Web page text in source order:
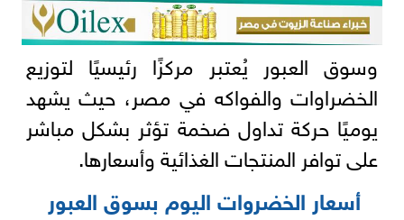
وسوق العبور يُعتبر مركزًا رئيسيًا لتوزيع
الخضراوات والفواكه في مصر، حيث يشهد
يوميًا حركة تداول ضخمة تؤثر بشكل مباشر
على توافر المنتجات الغذائية وأسعارها.
أسعار الخضروات اليوم بسوق العبور